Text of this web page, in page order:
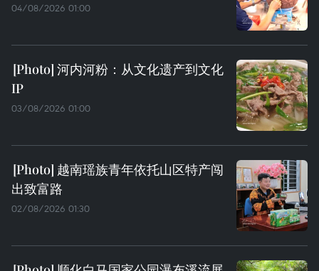
04/08/2026 01:00
河内河粉：从文化遗产到文化
IP
03/08/2026 01:00
越南瑶族青年依托山区特产闯
出致富路
02/08/2026 01:30